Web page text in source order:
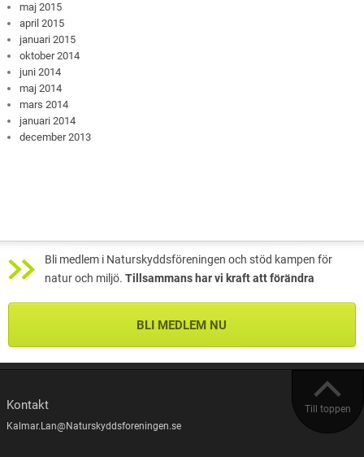
maj 2015
april 2015
januari 2015
oktober 2014
juni 2014
maj 2014
mars 2014
januari 2014
december 2013
Bli medlem i Naturskyddsföreningen och stöd kampen för
natur och miljö. Tillsammans har vi kraft att förändra
BLI MEDLEM NU
Till toppen
Kontakt
Kalmar.Lan@Naturskyddsforeningen.se